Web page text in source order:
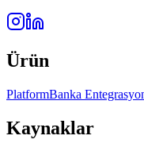
Ürün
PlatformBanka
Kaynaklar